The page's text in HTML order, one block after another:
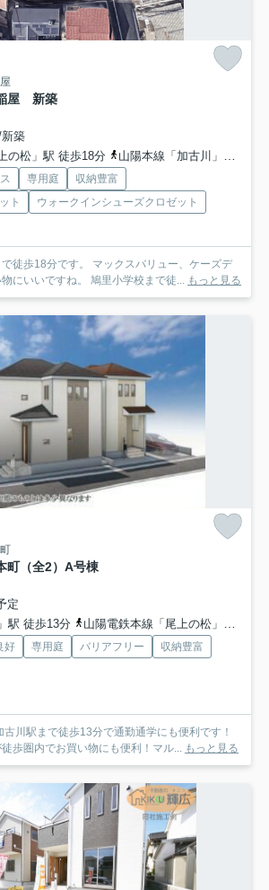
屋 新築
築
の松」駅 徒歩18分
山陽本線「加古川」駅 徒歩38分
専用庭
収納豊富
ト
ウォークインシューズクロゼット
徒歩18分です。 マックスバリュー、ケーズデ
にいいですね。 鳩里小学校まで徒... もっと見る
町（全2）A号棟
定
駅 徒歩13分
山陽電鉄本線「尾上の松」駅 徒歩41分
好 専用庭 バリアフリー
収納豊富
川駅まで徒歩13分で通勤通学にも便利です！
歩圏内でお買い物にも便利！マル... もっと見る